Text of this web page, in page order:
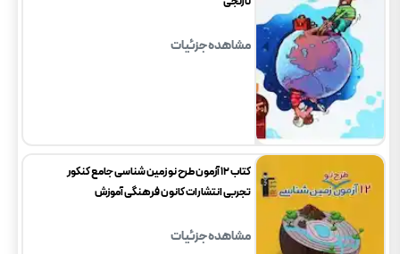
مشاهده جزئیات
کتاب 12 آزمون طرح نو زمین شناسی جامع کنکور
تجربی انتشارات کانون فرهنگی آموزش
مشاهده جزئیات